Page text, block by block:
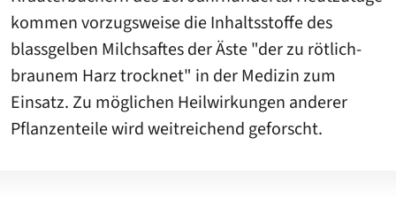
kommen vorzugsweise die Inhaltsstoffe des
blassgelben Milchsaftes der Äste "der zu rötlich-
braunem Harz trocknet" in der Medizin zum
Einsatz. Zu möglichen Heilwirkungen anderer
Pflanzenteile wird weitreichend geforscht.